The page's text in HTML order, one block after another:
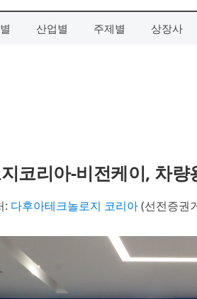
산업별 주제별 상장사
코리아-비전케이, 차
: 다후아테크놀로지 코리아(선전증권